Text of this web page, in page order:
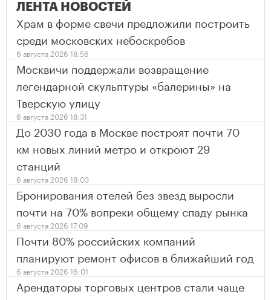
ЛЕНТА НОВОСТЕЙ
Храм в форме свечи предложили построить
среди московских небоскребов
6 августа 2026 18:56
Москвичи поддержали возвращение
легендарной скульптуры «балерины» на
Тверскую улицу
6 августа 2026 18:31
До 2030 года в Москве построят почти 70
км новых линий метро и откроют 29
станций
6 августа 2026 18:03
Бронирования отелей без звезд выросли
почти на 70% вопреки общему спаду рынка
6 августа 2026 17:09
Почти 80% российских компаний
планируют ремонт офисов в ближайший год
6 августа 2026 16:01
Арендаторы торговых центров стали чаще